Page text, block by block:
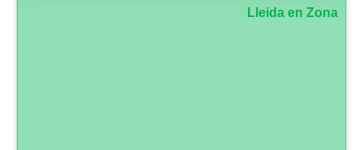
Lleida en Zona